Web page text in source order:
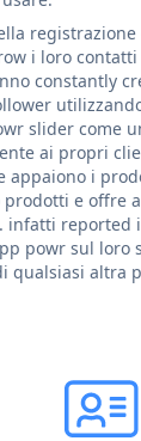
i loro contatti
constantly
slider come
ai propri
appaiono i
prodotti e offre
infatti reported
powr sul loro
qualsiasi altra